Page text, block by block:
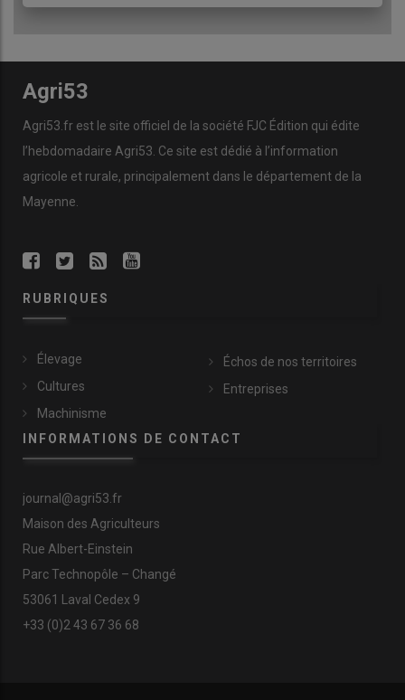
Agri53
Agri53.fr est le site officiel de la société FJC Édition qui édite
l’hebdomadaire Agri53. Ce site est dédié à l’information
agricole et rurale, principalement dans le département de la
Mayenne.
RUBRIQUES
Élevage
Cultures
Machinisme
Échos de nos territoires
Entreprises
INFORMATIONS DE CONTACT
journal@agri53.fr
Maison des Agriculteurs
Rue Albert-Einstein
Parc Technopôle – Changé
53061 Laval Cedex 9
+33 (0)2 43 67 36 68